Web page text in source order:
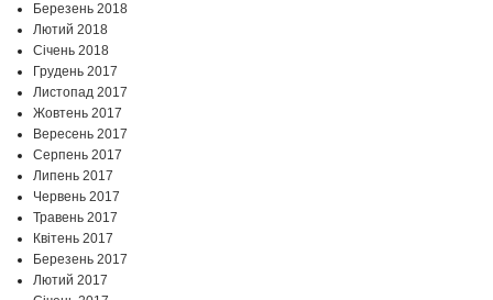
Березень 2018
Лютий 2018
Січень 2018
Грудень 2017
Листопад 2017
Жовтень 2017
Вересень 2017
Серпень 2017
Липень 2017
Червень 2017
Травень 2017
Квітень 2017
Березень 2017
Лютий 2017